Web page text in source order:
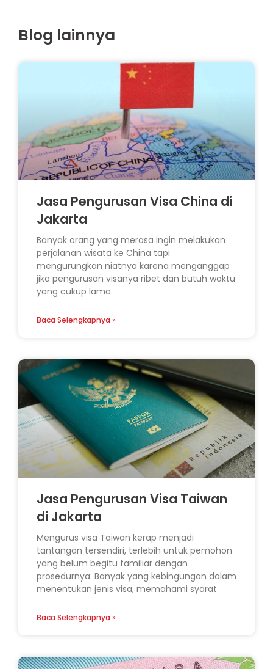
Blog lainnya
Jasa Pengurusan Visa China di
Jakarta
Banyak orang yang merasa ingin melakukan
perjalanan wisata ke China tapi
mengurungkan niatnya karena menganggap
jika pengurusan visanya ribet dan butuh waktu
yang cukup lama.
Baca Selengkapnya »
Jasa Pengurusan Visa Taiwan
di Jakarta
Mengurus visa Taiwan kerap menjadi
tantangan tersendiri, terlebih untuk pemohon
yang belum begitu familiar dengan
prosedurnya. Banyak yang kebingungan dalam
menentukan jenis visa, memahami syarat
Baca Selengkapnya »